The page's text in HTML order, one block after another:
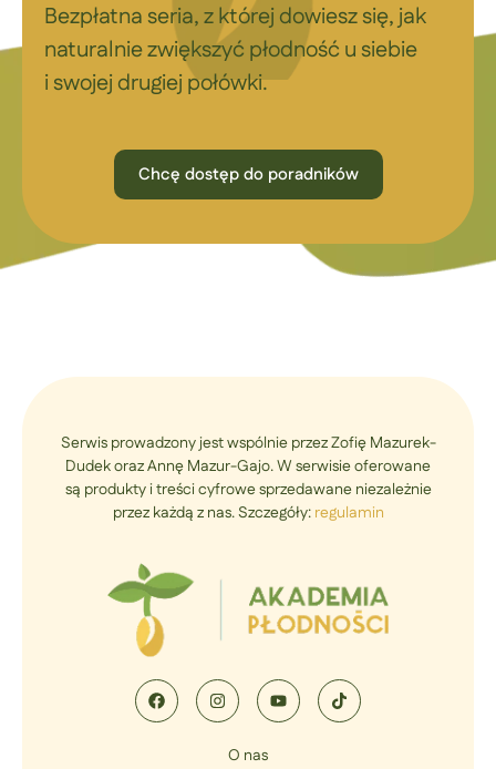
Bezpłatna seria, z której dowiesz się, jak
naturalnie zwiększyć płodność u siebie
i swojej drugiej połówki.
Chcę dostęp do poradników
Serwis prowadzony jest wspólnie przez Zofię Mazurek-
Dudek oraz Annę Mazur-Gajo. W serwisie oferowane
są produkty i treści cyfrowe sprzedawane niezależnie
przez każdą z nas. Szczegóły: regulamin
O nas